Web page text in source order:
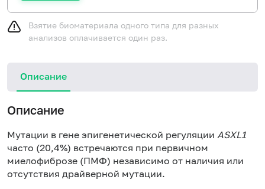
Взятие биоматериала одного типа для разных
анализов оплачивается один раз.
Описание
Описание
Мутации в гене эпигенетической регуляции ASXL1
часто (20,4%) встречаются при первичном
миелофиброзе (ПМФ) независимо от наличия или
отсутствия драйверной мутации.